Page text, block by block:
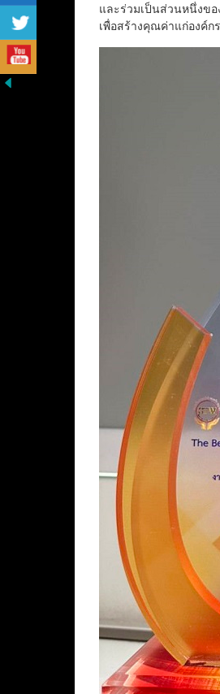
และร่วมเป็นส่วนหนึ่งข
เพื่อสร้างคุณค่าแก่องค์ก